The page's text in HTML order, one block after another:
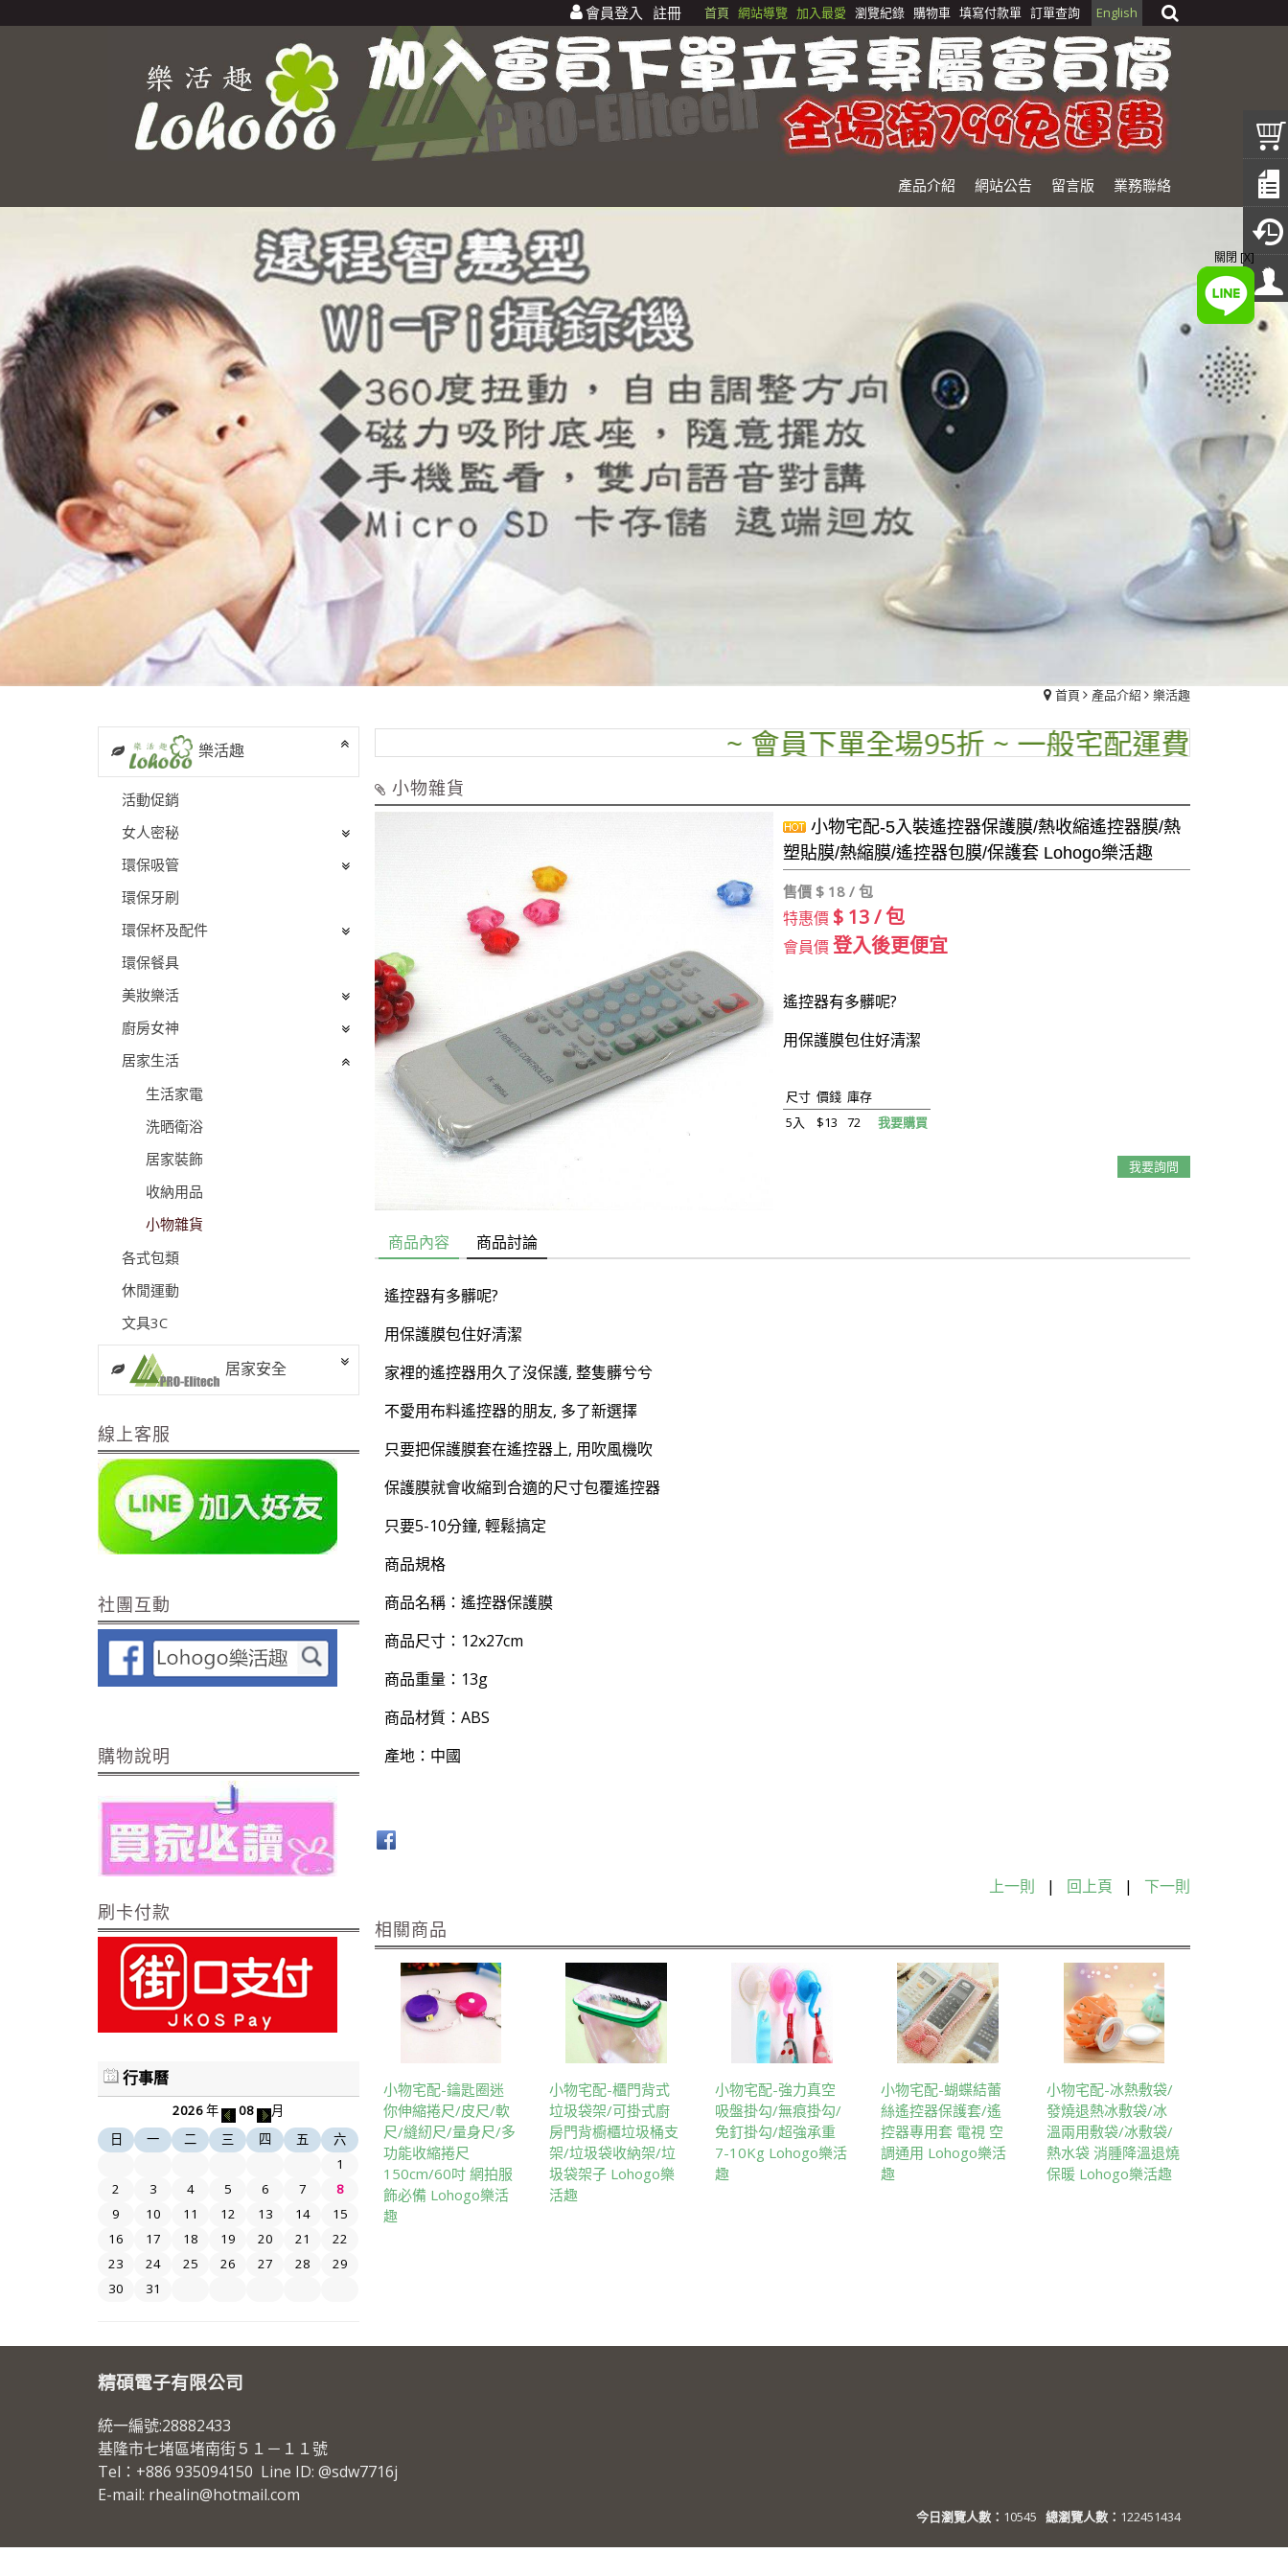
首頁 網站導覽 加入最愛 English
瀏覽紀錄 購物車 填寫付款單 訂單查詢
會員登入 註冊
產品介紹 網站公告 留言版 業務聯絡
首頁 產品介紹 樂活趣
樂活趣
活動促銷
女人密秘
環保吸管
環保牙刷
環保杯及配件
環保餐具
美妝樂活
廚房女神
居家生活
生活家電
洗晒衛浴
居家裝飾
收納用品
小物雜貨
各式包類
休閒運動
文具3C
居家安全
線上客服
社團互動
購物說明
刷卡付款
行事曆
2026年 08
月
日
一 二 三 四 五
六
1
2
3 4 5 6 7
8
9
10 11 12 13 14
15
16
17 18 19 20 21
22
23
24 25 26 27 28
29
30
31
~ 會員下單全場95折 ~ 一般宅配運費$70 ~ 品
小物雜貨
小物宅配-5入裝遙控器保護膜/熱收縮遙控器膜/熱
塑貼膜/熱縮膜/遙控器包膜/保護套 Lohogo樂活趣
售價 $18 / 包
特惠價 $ 13 / 包
會員價登入後更便宜
遙控器有多髒呢?
用保護膜包住好清潔
尺寸 價錢 庫存
5入
$13 72 我要購買
我要詢問
商品內容 商品討論
遙控器有多髒呢?
用保護膜包住好清潔
家裡的遙控器用久了沒保護, 整隻髒兮兮
不愛用布料遙控器的朋友, 多了新選擇
只要把保護膜套在遙控器上, 用吹風機吹
保護膜就會收縮到合適的尺寸包覆遙控器
只要5-10分鐘, 輕鬆搞定
商品規格
商品名稱：遙控器保護膜
商品尺寸：12x27cm
商品重量：13g
商品材質：ABS
產地：中國
上一則 | 回上頁 | 下一則
相關商品
小物宅配-鑰匙圈迷
你伸縮捲尺/皮尺/軟
尺/縫紉尺/量身尺/多
功能收縮捲尺
150cm/60吋 網拍服
飾必備 Lohogo樂活
趣
小物宅配-櫃門背式
垃圾袋架/可掛式廚
房門背櫥櫃垃圾桶支
架/垃圾袋收納架/垃
圾袋架子 Lohogo樂
活趣
小物宅配-強力真空
吸盤掛勾/無痕掛勾/
免釘掛勾/超強承重
7-10Kg Lohogo樂活
趣
小物宅配-蝴蝶結蕾
絲遙控器保護套/遙
控器專用套 電視 空
調通用 Lohogo樂活
趣
小物宅配-冰熱敷袋/
發燒退熱冰敷袋/冰
溫兩用敷袋/冰敷袋/
熱水袋 消腫降溫退燒
保暖 Lohogo樂活趣
精碩電子有限公司
統一編號:28882433
基隆市七堵區堵南街５１－１１號
Tel：+886 935094150 Line ID: @sdw7716j
E-mail: rhealin@hotmail.com
今日瀏覽人數： 10545 總瀏覽人數： 122451434
關閉 [X]